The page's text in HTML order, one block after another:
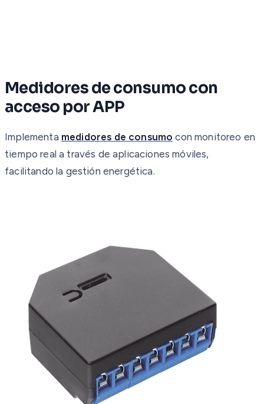
Medidores de consumo con
acceso por APP
Implementa medidores de consumo con monitoreo en
tiempo real a través de aplicaciones móviles,
facilitando la gestión energética.